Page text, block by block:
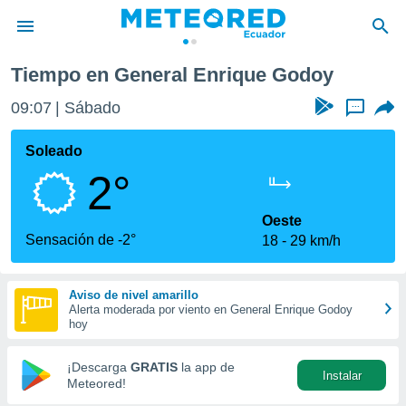
de
ha
calidad.
a este
las
forma
digital
basada
Tiempo en General Enrique Godoy
09:07 Sábado ...
Soleado
2°
Sensación de -2°
Oeste
18
29 km/h
Aviso de nivel amarillo
Alerta moderada por viento en General Enrique Godoy
hoy
¡Descarga GRATIS la app de
Meteored!
Instalar